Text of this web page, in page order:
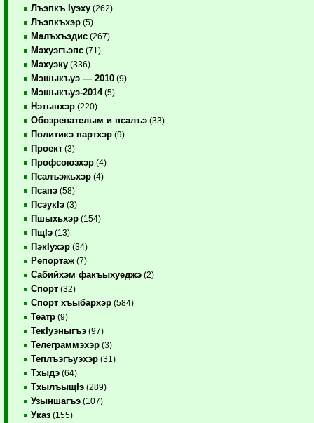
Лъэпкъ Iуэху (262)
Лъэпкъхэр (5)
Малъхъэдис (267)
Махуэгъэпс (71)
Махуэку (336)
Мэшыкъуэ — 2010 (9)
Мэшыкъуэ-2014(5)
Нэтынхэр (220)
Обозревателым и псалъэ (33)
Политикэ партхэр (9)
Проект (3)
Профсоюзхэр (4)
Псалъэжьхэр (4)
Псапэ (58)
ПсэукIэ (3)
Пшыхьхэр (154)
ПщIэ (13)
ПэкIухэр (34)
Репортаж (7)
Сабийхэм факъыхуеджэ (2)
Спорт (32)
Спорт хъыбархэр (584)
Театр (9)
ТекIуэныгъэ (97)
Телеграммэхэр (3)
Теплъэгъуэхэр (31)
Тхыдэ (64)
ТхылъыщIэ (289)
Узыншагъэ (107)
Указ (155)